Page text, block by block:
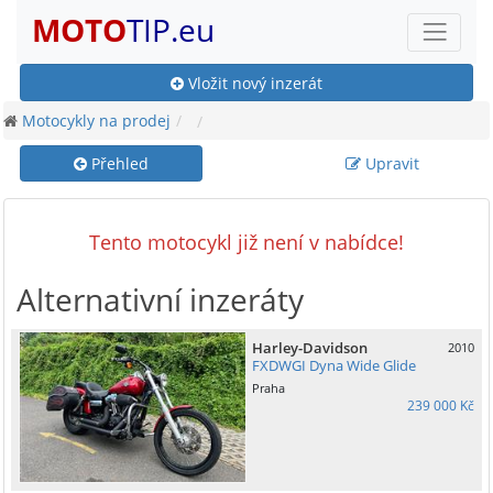
MOTOTIP.eu
Vložit nový inzerát
Motocykly na prodej
Přehled Upravit
Tento motocykl již není v nabídce!
Alternativní inzeráty
Harley-Davidson
FXDWGI Dyna Wide Glide
2010
Praha
239 000 Kč